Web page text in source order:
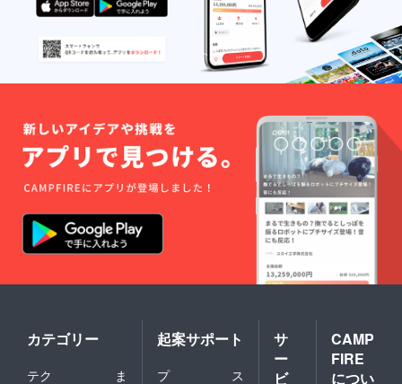
カテゴリー
テク
ま
起案サポート
プ
ス
サ
ー
ビ
CAMP
FIRE
につい